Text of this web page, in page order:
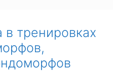
в тренировках